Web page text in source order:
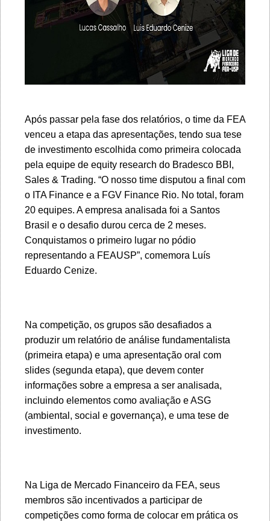
Após passar pela fase dos relatórios, o time da FEA
venceu a etapa das apresentações, tendo sua tese
de investimento escolhida como primeira colocada
pela equipe de equity research do Bradesco BBI,
Sales & Trading. “O nosso time disputou a final com
o ITA Finance e a FGV Finance Rio. No total, foram
20 equipes. A empresa analisada foi a Santos
Brasil e o desafio durou cerca de 2 meses.
Conquistamos o primeiro lugar no pódio
representando a FEAUSP”, comemora Luís
Eduardo Cenize.
Na competição, os grupos são desafiados a
produzir um relatório de análise fundamentalista
(primeira etapa) e uma apresentação oral com
slides (segunda etapa), que devem conter
informações sobre a empresa a ser analisada,
incluindo elementos como avaliação e ASG
(ambiental, social e governança), e uma tese de
investimento.
Na Liga de Mercado Financeiro da FEA, seus
membros são incentivados a participar de
competições como forma de colocar em prática os